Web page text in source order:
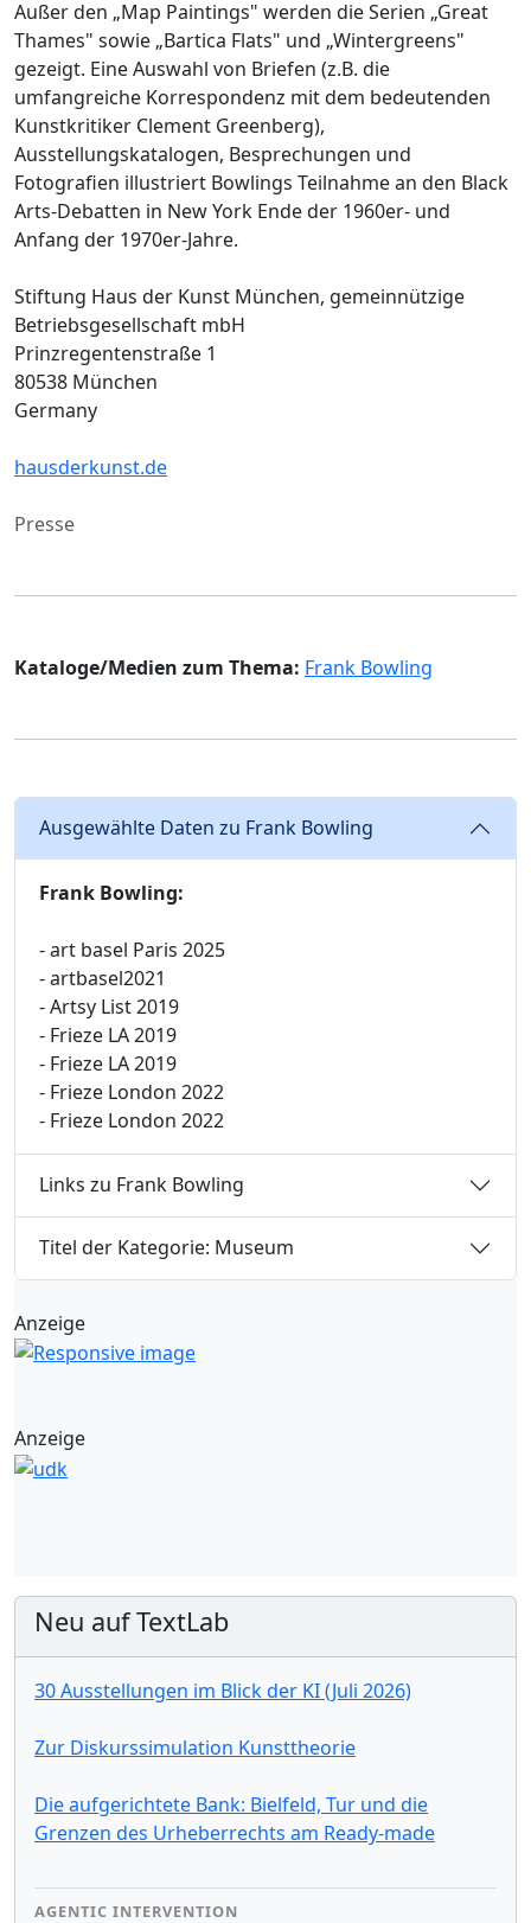
Außer den „Map Paintings" werden die Serien „Great
Thames" sowie „Bartica Flats" und „Wintergreens"
gezeigt. Eine Auswahl von Briefen (z.B. die
umfangreiche Korrespondenz mit dem bedeutenden
Kunstkritiker Clement Greenberg),
Ausstellungskatalogen, Besprechungen und
Fotografien illustriert Bowlings Teilnahme an den Black
Arts-Debatten in New York Ende der 1960er- und
Anfang der 1970er-Jahre.
Stiftung Haus der Kunst München, gemeinnützige
Betriebsgesellschaft mbH
Prinzregentenstraße 1
80538 München
Germany
hausderkunst.de
Presse
Kataloge/Medien zum Thema: Frank Bowling
Ausgewählte Daten zu Frank Bowling
Frank Bowling:
- art basel Paris 2025
- artbasel2021
- Artsy List 2019
- Frieze LA 2019
- Frieze LA 2019
- Frieze London 2022
- Frieze London 2022
Links zu Frank Bowling
Titel der Kategorie: Museum
Anzeige
Anzeige
Neu auf TextLab
30 Ausstellungen im Blick der KI (Juli 2026)
Zur Diskurssimulation Kunsttheorie
Die aufgerichtete Bank: Bielfeld, Tur und die
Grenzen des Urheberrechts am Ready-made
AGENTIC INTERVENTION